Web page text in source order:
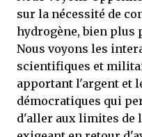
sur la nécessité de
hydrogène, bien plus
Nous voyons les
scientifiques et
apportant l'argent et
démocratiques qui
d'aller aux limites de